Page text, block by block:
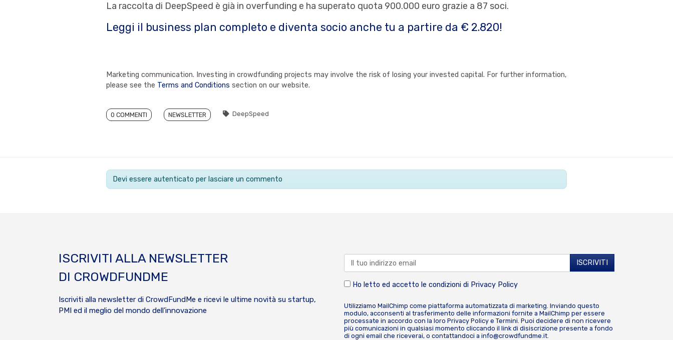
La raccolta di DeepSpeed è già in overfunding e ha superato quota 900.000 euro grazie a 87 soci.
Leggi il business plan completo e diventa socio anche tu a partire da € 2.820!
Marketing communication. Investing in crowdfunding projects may involve the risk of losing your invested capital. For further information,
please see the Terms and Conditions section on our website.
0 COMMENTI NEWSLETTER DeepSpeed
Devi essere autenticato per lasciare un commento
ISCRIVITI ALLA NEWSLETTER
DI CROWDFUNDME
Iscriviti alla newsletter di CrowdFundMe e ricevi le ultime novità su startup,
PMI ed il meglio del mondo dell’innovazione
Ho letto ed accetto le condizioni di Privacy Policy
Utilizziamo MailChimp come piattaforma automatizzata di marketing. Inviando questo
modulo, acconsenti al trasferimento delle informazioni fornite a MailChimp per essere
processate in accordo con la loro Privacy Policy e Termini . Puoi decidere di non ricevere
più comunicazioni in qualsiasi momento cliccando il link di disiscrizione presente a fondo
di ogni email che riceverai, o contattandoci a info@crowdfundme.it